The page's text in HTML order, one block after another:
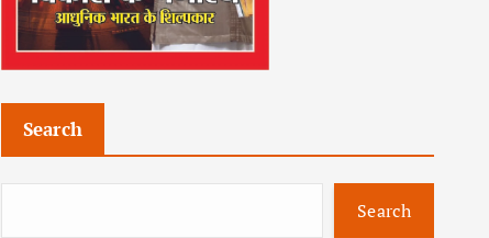
Search
Search